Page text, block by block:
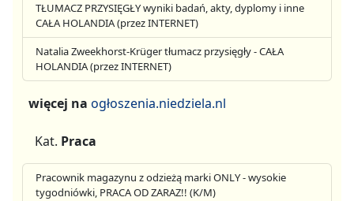
TŁUMACZ PRZYSIĘGŁY wyniki badań, akty, dyplomy i inne
CAŁA HOLANDIA (przez INTERNET)
Natalia Zweekhorst-Krüger tłumacz przysięgły - CAŁA
HOLANDIA (przez INTERNET)
więcej na ogłoszenia.niedziela.nl
Kat. Praca
Pracownik magazynu z odzieżą marki ONLY - wysokie
tygodniówki, PRACA OD ZARAZ!! (K/M)